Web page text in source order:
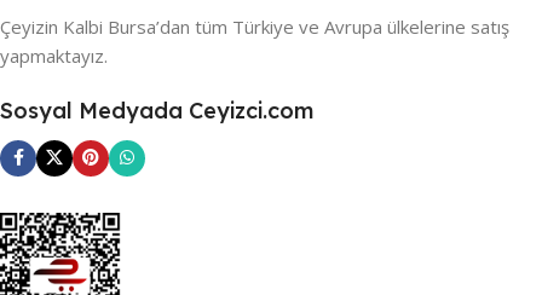
Çeyizin Kalbi Bursa’dan tüm Türkiye ve Avrupa ülkelerine satış
yapmaktayız.
Sosyal Medyada Ceyizci.com